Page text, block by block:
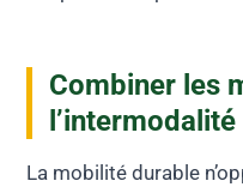
Combiner les
l’intermodalité
La mobilité durable